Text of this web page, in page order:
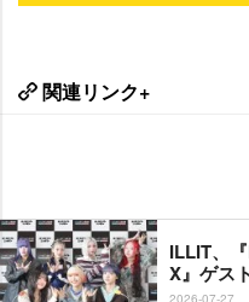
関連リンク+
ILLIT、
X』ゲス
2026-07-27